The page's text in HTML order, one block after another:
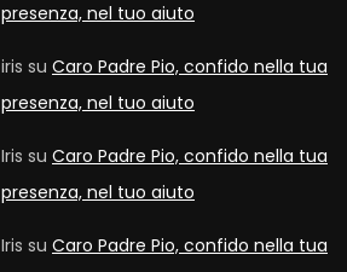
presenza, nel tuo aiuto
iris su Caro Padre Pio, confido nella tua
presenza, nel tuo aiuto
Iris su Caro Padre Pio, confido nella tua
presenza, nel tuo aiuto
Iris su Caro Padre Pio, confido nella tua